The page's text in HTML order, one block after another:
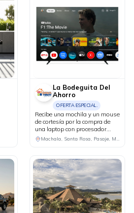
La Bodeguita Del
Ahorro
OFERTA ESPECIAL.
Recibe una mochila y un mouse
de cortesía por la compra de
una laptop con procesador
Ryzen 7 o Core i7.
Machala, Santa Rosa, Pasaje, Milagro, Cuenca, Samborondón, Guayaquil